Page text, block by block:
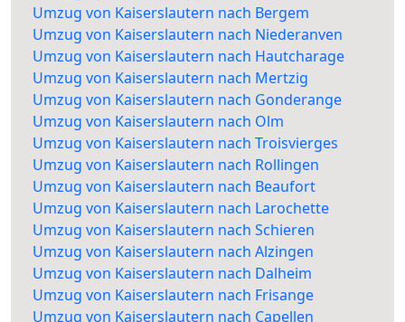
Umzug von Kaiserslautern nach Bergem
Umzug von Kaiserslautern nach Niederanven
Umzug von Kaiserslautern nach Hautcharage
Umzug von Kaiserslautern nach Mertzig
Umzug von Kaiserslautern nach Gonderange
Umzug von Kaiserslautern nach Olm
Umzug von Kaiserslautern nach Troisvierges
Umzug von Kaiserslautern nach Rollingen
Umzug von Kaiserslautern nach Beaufort
Umzug von Kaiserslautern nach Larochette
Umzug von Kaiserslautern nach Schieren
Umzug von Kaiserslautern nach Alzingen
Umzug von Kaiserslautern nach Dalheim
Umzug von Kaiserslautern nach Frisange
Umzug von Kaiserslautern nach Capellen